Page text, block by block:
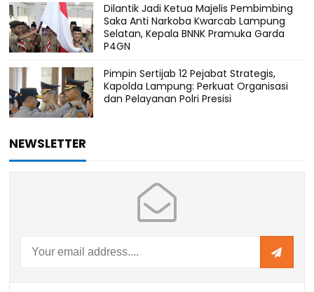
Dilantik Jadi Ketua Majelis Pembimbing
Saka Anti Narkoba Kwarcab Lampung
Selatan, Kepala BNNK Pramuka Garda
P4GN
Pimpin Sertijab 12 Pejabat Strategis,
Kapolda Lampung: Perkuat Organisasi
dan Pelayanan Polri Presisi
NEWSLETTER